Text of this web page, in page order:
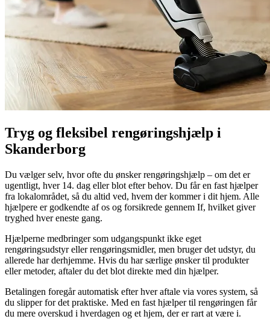
Tryg og fleksibel rengøringshjælp i
Skanderborg
Du vælger selv, hvor ofte du ønsker rengøringshjælp – om det er
ugentligt, hver 14. dag eller blot efter behov. Du får en fast hjælper
fra lokalområdet, så du altid ved, hvem der kommer i dit hjem. Alle
hjælpere er godkendte af os og forsikrede gennem If, hvilket giver
tryghed hver eneste gang.
Hjælperne medbringer som udgangspunkt ikke eget
rengøringsudstyr eller rengøringsmidler, men bruger det udstyr, du
allerede har derhjemme. Hvis du har særlige ønsker til produkter
eller metoder, aftaler du det blot direkte med din hjælper.
Betalingen foregår automatisk efter hver aftale via vores system, så
du slipper for det praktiske. Med en fast hjælper til rengøringen får
du mere overskud i hverdagen og et hjem, der er rart at være i.